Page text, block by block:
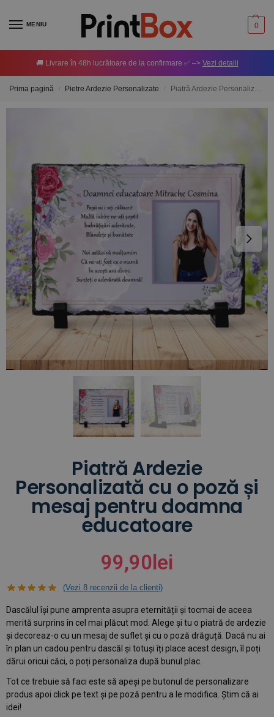
MENIU 0
🚚 Livrare în 48h lucrătoare de la confirmare ✅ –> Vezi detalii
Prima pagină Pietre Ardezie Personalizate Piatră Ardezie Personalizată cu o poză și mesaj pentru doamna educatoare
Piatră Ardezie
Personalizată cu o poză și
mesaj pentru doamna
educatoare
99,90lei
(Vezi8 recenzii de la clienți)
Dascălul își pune amprenta asupra eternității și tocmai de aceea
merită surprins în cel mai plăcut mod. Alege și tu o piatră de ardezie
și decoreaz-o cu un mesaj de suflet și cu o poză drăguță. Dacă nu ai
în plan un cadou pentru dascăl și totuși îți place acest design, îl poți
dărui oricui căci, o poți personaliza după bunul plac.
Tot ce trebuie să faci este să apeși pe butonul de personalizare
produs apoi click pe text și pe poză pentru a le modifica. Știm că ai
idei!